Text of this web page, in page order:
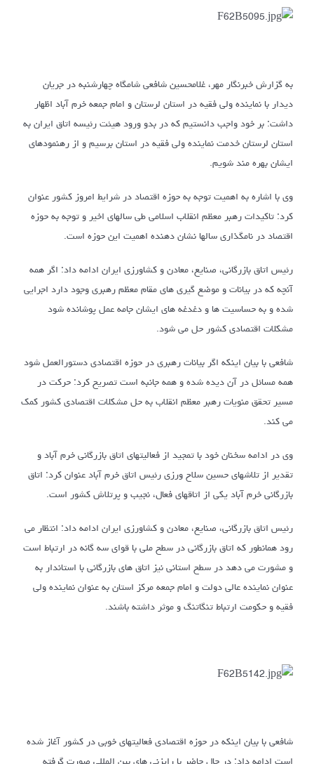
به گزارش خبرنگار مهر، غلامحسین شافعی شامگاه چهارشنبه در جریان
دیدار با نماینده ولی فقیه در استان لرستان و امام جمعه خرم آباد اظهار
داشت: بر خود واجب دانستیم که در بدو ورود هیئت رئیسه اتاق ایران به
استان لرستان خدمت نماینده ولی فقیه در استان برسیم و از رهنمودهای
ایشان بهره مند شویم.
وی با اشاره به اهمیت توجه به حوزه اقتصاد در شرایط امروز کشور عنوان
کرد: تاکیدات رهبر معظم انقلاب اسلامی طی سالهای اخیر و توجه به حوزه
اقتصاد در نامگذاری سالها نشان دهنده اهمیت این حوزه است.
رئیس اتاق بازرگانی، صنایع، معادن و کشاورزی ایران ادامه داد: اگر همه
آنچه که در بیانات و موضع گیری های مقام معظم رهبری وجود دارد اجرایی
شده و به حساسیت ها و دغدغه های ایشان جامه عمل پوشانده شود
مشکلات اقتصادی کشور حل می شود.
شافعی با بیان اینکه اگر بیانات رهبری در حوزه اقتصادی دستورالعمل شود
همه مسائل در آن دیده شده و همه جانبه است تصریح کرد: حرکت در
مسیر تحقق منویات رهبر معظم انقلاب به حل مشکلات اقتصادی کشور کمک
می کند.
وی در ادامه سخنان خود با تمجید از فعالیتهای اتاق بازرگانی خرم آباد و
تقدیر از تلاشهای حسین سلاح ورزی رئیس اتاق خرم آباد عنوان کرد: اتاق
بازرگانی خرم آباد یکی از اتاقهای فعال، نجیب و پرتلاش کشور است.
رئیس اتاق بازرگانی، صنایع، معادن و کشاورزی ایران ادامه داد: انتظار می
رود همانطور که اتاق بازرگانی در سطح ملی با قوای سه گانه در ارتباط است
و مشورت می دهد در سطح استانی نیز اتاق های بازرگانی با استاندار به
عنوان نماینده عالی دولت و امام جمعه مرکز استان به عنوان نماینده ولی
فقیه و حکومت ارتباط تنگاتنگ و موثر داشته باشند.
شافعی با بیان اینکه در حوزه اقتصادی فعالیتهای خوبی در کشور آغاز شده